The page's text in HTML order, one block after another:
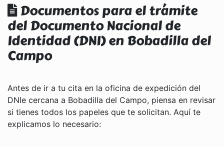
Documentos para el trámite
del Documento Nacional de
Identidad (DNI) en Bobadilla del
Campo
Antes de ir a tu cita en la oficina de expedición del
DNIe cercana a Bobadilla del Campo, piensa en revisar
si tienes todos los papeles que te solicitan. Aquí te
explicamos lo necesario: